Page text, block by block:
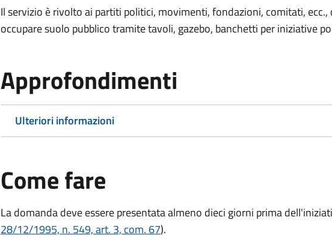
Il servizio è rivolto ai partiti politici, movimenti, fondazioni, comitati,
occupare suolo pubblico tramite tavoli, gazebo, banchetti per iniziative
Approfondimenti
Ulteriori informazioni
Come fare
La domanda deve essere presentataalmeno dieci giorni prima
28/12/1995, n. 549, art. 3, com. 67).